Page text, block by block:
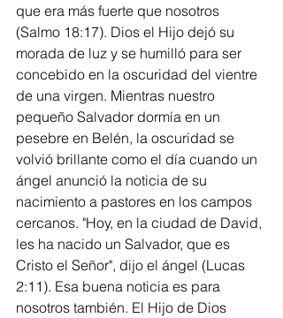
que era más fuerte que nosotros
(Salmo 18:17). Dios el Hijo dejó su
morada de luz y se humilló para ser
concebido en la oscuridad del vientre
de una virgen. Mientras nuestro
pequeño Salvador dormía en un
pesebre en Belén, la oscuridad se
volvió brillante como el día cuando un
ángel anunció la noticia de su
nacimiento a pastores en los campos
cercanos. "Hoy, en la ciudad de David,
les ha nacido un Salvador, que es
Cristo el Señor", dijo el ángel (Lucas
2:11). Esa buena noticia es para
nosotros también. El Hijo de Dios